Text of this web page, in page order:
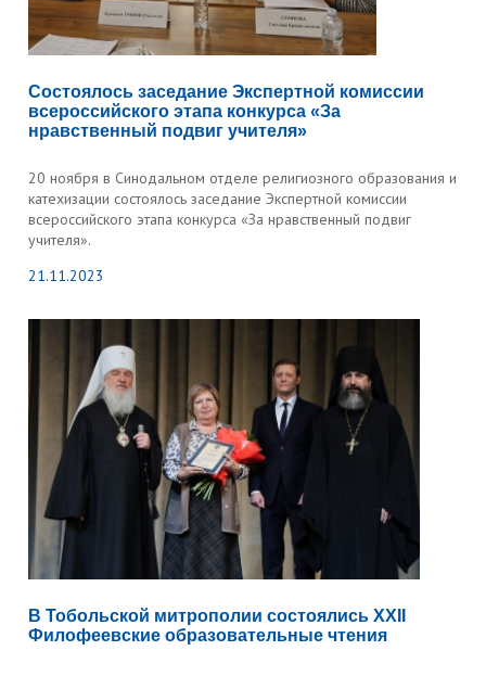
Состоялось заседание Экспертной комиссии
всероссийского этапа конкурса «За
нравственный подвиг учителя»
20 ноября в Синодальном отделе религиозного образования и
катехизации состоялось заседание Экспертной комиссии
всероссийского этапа конкурса «За нравственный подвиг
учителя».
21.11.2023
В Тобольской митрополии состоялись XXII
Филофеевские образовательные чтения